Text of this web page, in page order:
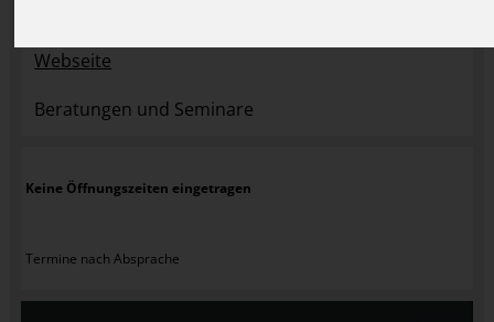
Webseite
Beratungen und Seminare
Keine Öffnungszeiten eingetragen
Termine nach Absprache